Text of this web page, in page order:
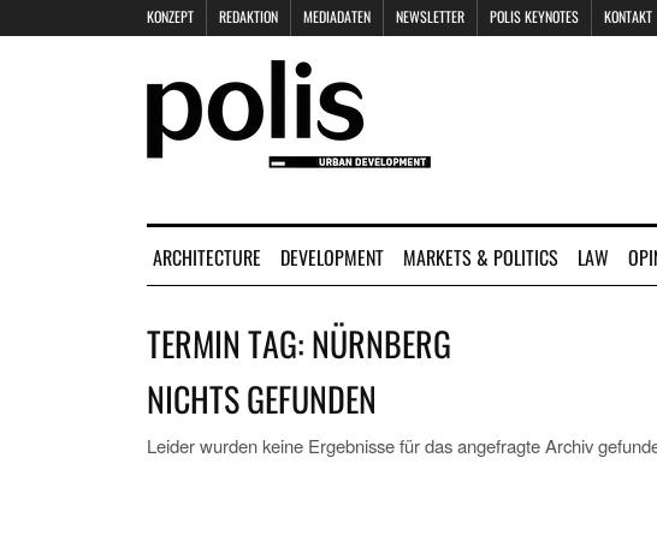
KONZEPT REDAKTION MEDIADATEN NEWSLETTER POLIS KEYNOTES KONTAKT
ARCHITECTURE DEVELOPMENT MARKETS & POLITICS LAW
TERMIN TAG:NÜRNBERG
NICHTS GEFUNDEN
Leider wurden keine Ergebnisse für das angefragte Archiv